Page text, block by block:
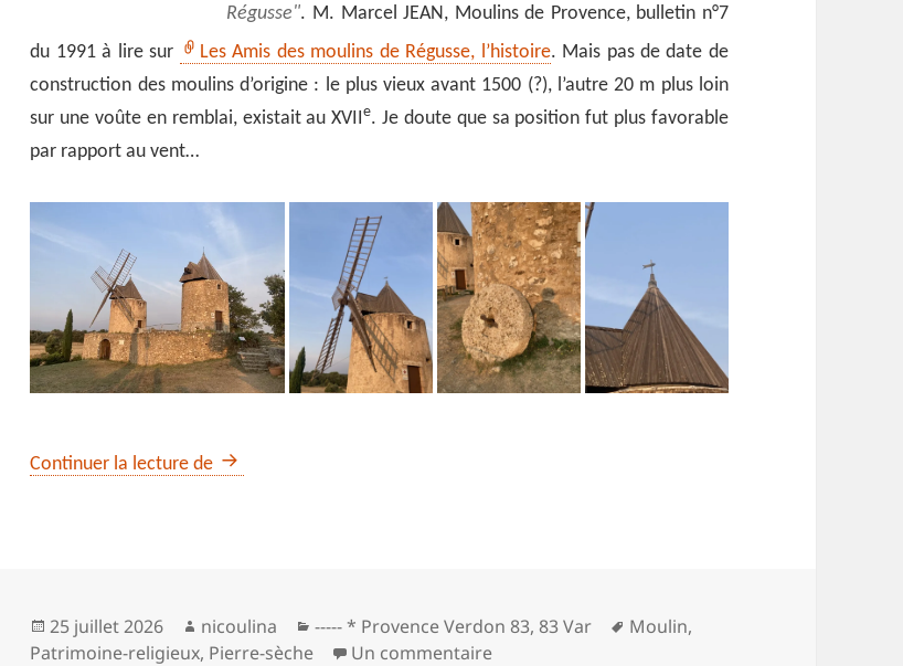
Régusse . M. Marcel JEAN, Moulins de Provence, bulletin n°7
du 1991 à lire sur
Les Amis des moulins de Régusse, l’histoire. Mais pas de date de
construction des moulins d’origine : le plus vieux avant 1500 (?), l’autre 20 m plus loin
sur une voûte en remblai, existait au XVIIe. Je doute que sa position fut plus favorable
par rapport au vent…
Continuer la lecture de Les moulins de Régusse
Publié
le
25 juillet 2026 Auteur
nicoulina Catégories
----- * Provence Verdon 83, 83 Var Mots-
clés
Moulin,
Patrimoine-religieux, Pierre-sèche Un commentaire